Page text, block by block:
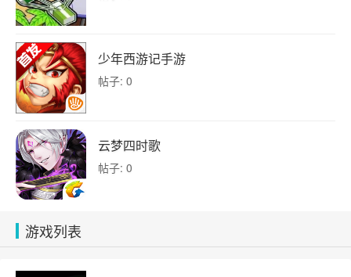
少年西游记手游
帖子: 0
云梦四时歌
帖子: 0
游戏列表